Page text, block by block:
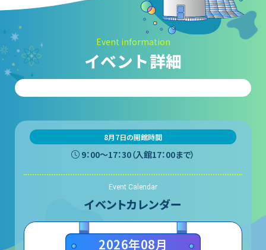
山梨県立科学館について
団体予約受付
2026年度の利用はこちら
施設案内
フロアガイド
天体観測室
Event information
イベント詳細
8月7日の開館時間
9：00〜17：30（入館17：00まで）
Event Calendar
イベントカレンダー
2026年08月